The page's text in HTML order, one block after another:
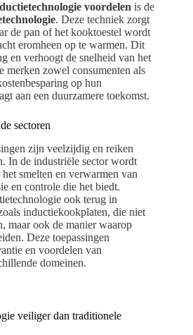
voordelen is de
. Deze techniek zorgt
de pan of het kooktoestel wordt
eromheen op te warmen. Dit
en verhoogt de snelheid van het
merken zowel consumenten als
op hun
aan een duurzamere toekomst.
sectoren
zijn veelzijdig en reiken
In de industriële sector wordt
smelten en verwarmen van
en controle die het biedt.
ook terug in
inductiekookplaten, die niet
maar ook de manier waarop
Deze toepassingen
en voordelen van
domeinen.
veiliger dan traditionele